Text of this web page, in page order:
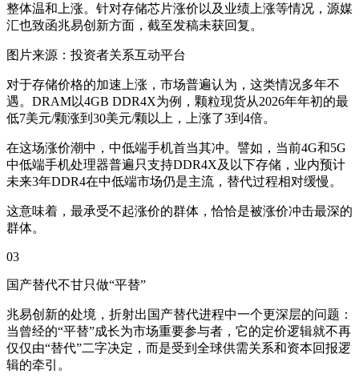
整体温和上涨。针对存储芯片涨价以及业绩上涨等情况，源媒
汇也致函兆易创新方面，截至发稿未获回复。
图片来源：投资者关系互动平台
对于存储价格的加速上涨，市场普遍认为，这类情况多年不
遇。DRAM以4GB DDR4X为例，颗粒现货从2026年年初的最
低7美元/颗涨到30美元/颗以上，上涨了3到4倍。
在这场涨价潮中，中低端手机首当其冲。譬如，当前4G和5G
中低端手机处理器普遍只支持DDR4X及以下存储，业内预计
未来3年DDR4在中低端市场仍是主流，替代过程相对缓慢。
这意味着，最承受不起涨价的群体，恰恰是被涨价冲击最深的
群体。
03
国产替代不甘只做“平替”
兆易创新的处境，折射出国产替代进程中一个更深层的问题：
当曾经的“平替”成长为市场重要参与者，它的定价逻辑就不再
仅仅由“替代”二字决定，而是受到全球供需关系和资本回报逻
辑的牵引。